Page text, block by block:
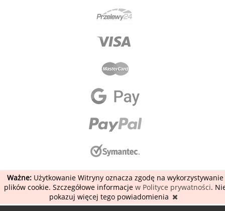
Ważne:Użytkowanie Witryny oznacza zgodę na wykorzystywanie
plików cookie. Szczegółowe informacje w Polityce prywatności.
pokazuj więcej tego powiadomienia